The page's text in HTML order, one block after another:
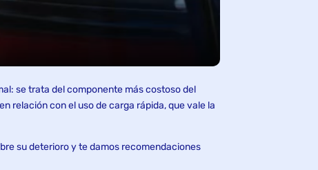
se trata del componente más costoso del
relación con el uso de carga rápida, que vale la
su deterioro y te damos recomendaciones